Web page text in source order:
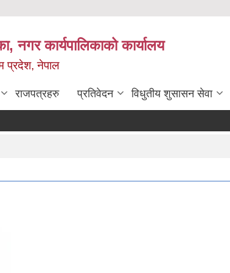
नगर कार्यपालिकाको कार्यालय
प्रदेश, नेपाल
राजपत्रहरु प्रतिवेदन विधुतीय शुसासन सेवा